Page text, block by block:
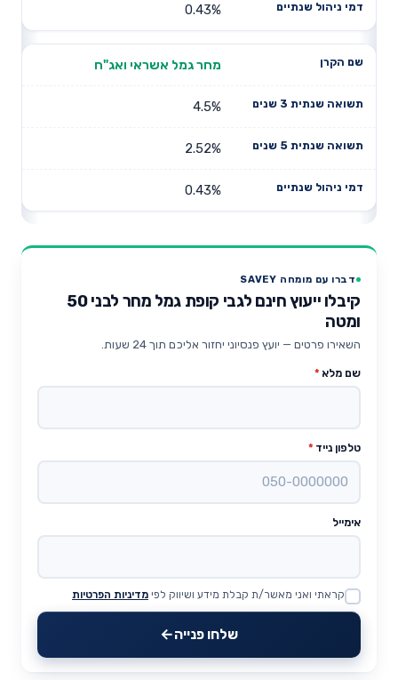
0.43%
מחר גמל אשראי ואג"ח
4.5%
2.52%
0.43%
דברו עם מומחה SAVEY
קיבלו ייעוץ חינם לגבי קופת גמל מחר לבני 50
ומטה
השאירו פרטים — יועץ פנסיוני יחזור אליכם תוך 24 שעות.
שם מלא *
טלפון נייד *
אימייל
Website
קראתי ואני מאשר/ת קבלת מידע ושיווק לפי מדיניות הפרטיות
שלחו פנייה